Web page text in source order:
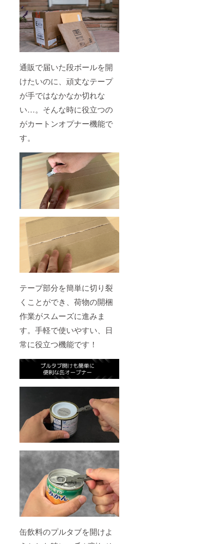
通販で届いた段ボールを開
けたいのに、頑丈なテープ
が手ではなかなか切れな
い…。そんな時に役立つの
がカートンオプナー機能で
す。
テープ部分を簡単に切り裂
くことができ、荷物の開梱
作業がスムーズに進みま
す。手軽で使いやすい、日
常に役立つ機能です！
缶飲料のプルタブを開けよ